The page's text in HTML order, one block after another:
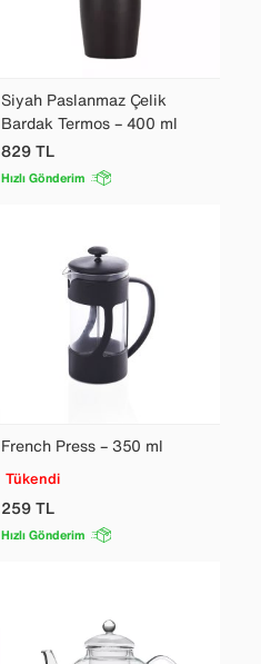
Siyah Paslanmaz Çelik
Bardak Termos – 400 ml
829TL
Hızlı Gönderim
French Press – 350 ml
Tükendi
259TL
Hızlı Gönderim